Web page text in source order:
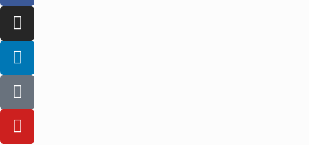
c
e
b
o
o
k
I
n
s
t
a
g
r
a
L
i
n
k
e
d
T
i
k
t
Y
o